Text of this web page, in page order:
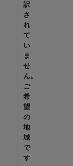
訳
さ
れ
て
い
ま
せ
ん。
ご
希
望
の
地
域
で
す